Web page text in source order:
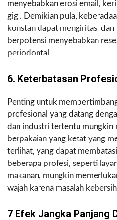
menyebabkan erosi email,
gigi. Demikian pula,
konstan dapat mengiritasi dan
berpotensi menyebabkan
periodontal.
6. Keterbatasan
Penting untuk
profesional yang datang
dan industri tertentu mungkin
berpakaian yang ketat yang
terlihat, yang dapat
beberapa profesi, seperti
makanan, mungkin
wajah karena masalah
7 Efek Jangka Panjang